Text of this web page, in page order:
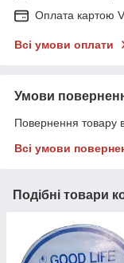
Оплата картою
Всі умови оплати
Умови
Повернення товару
Всі умови
Подібні товари